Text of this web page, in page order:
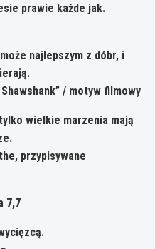
prawie każde jak.
najlepszym z dóbr, i
/ motyw filmowy
wielkie marzenia mają
przypisywane
7,7